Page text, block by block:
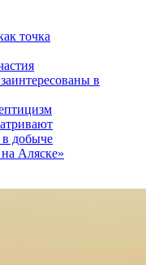
точка
в
в добыче
Аляске»